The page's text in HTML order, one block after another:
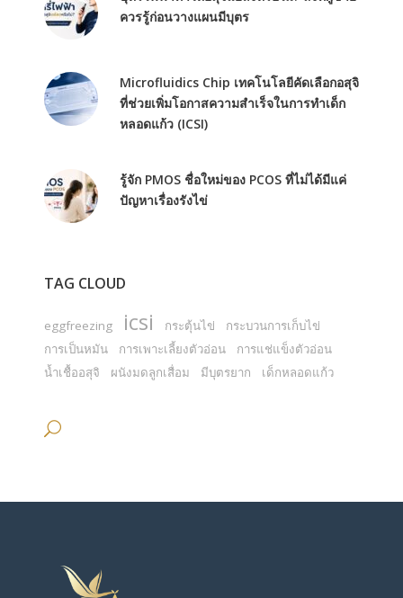
ควรรู้ก่อนวางแผนมีบุตร
Microfluidics Chip เทคโนโลยีคัดเลือกอสุจิ
ที่ช่วยเพิ่มโอกาสความสำเร็จในการทำเด็ก
หลอดแก้ว (ICSI)
รู้จัก PMOS ชื่อใหม่ของ PCOS ที่ไม่ได้มีแค่
ปัญหาเรื่องรังไข่
TAG CLOUD
eggfreezing icsi กระตุ้นไข่
กระบวนการเก็บไข่
การเป็นหมัน
การเพาะเลี้ยงตัวอ่อน
การแช่แข็งตัวอ่อน
น้ำเชื้ออสุจิ
ผนังมดลูกเสื่อม มีบุตรยาก เด็กหลอดแก้ว